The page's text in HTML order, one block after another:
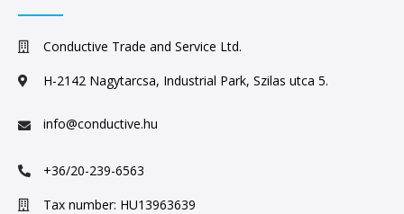
Conductive Trade and Service Ltd.
H-2142 Nagytarcsa, Industrial Park, Szilas utca 5.
info@conductive.hu
+36/20-239-6563
Tax number: HU13963639